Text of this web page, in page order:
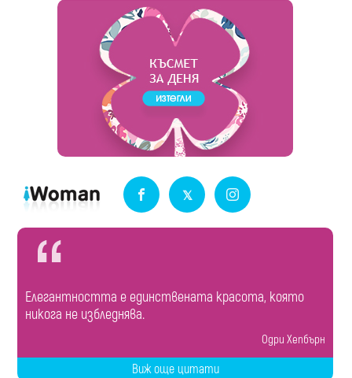
Елегантността е единствената красота, която
никога не избледнява.
Одри Хепбърн
Виж още цитати